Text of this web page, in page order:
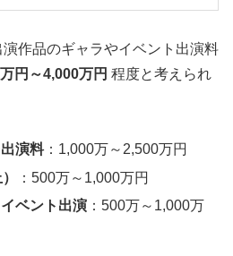
作品のギャラやイベント出演料
円～4,000万円 程度と考えられ
演料：1,000万～2,500万円
：500万～1,000万円
ベント出演 ：500万～1,000万